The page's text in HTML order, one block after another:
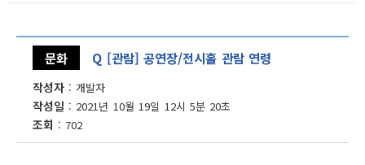
문화 Q [관람] 공연장/전시홀 관람 연령
작성자 개발자
작성일 2021년 10월 19일 12시 5분 20초
조회 702